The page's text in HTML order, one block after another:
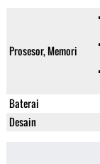
Prosesor, Memori
Baterai
Desain